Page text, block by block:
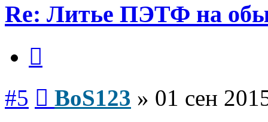
Re: Литье ПЭТФ на
#5 BoS123 » 01 сен